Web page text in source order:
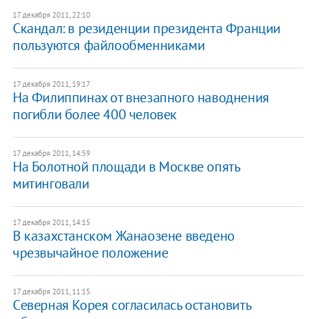
17 декабря 2011, 22:10
Скандал: в резиденции президента Франции
пользуются файлообменниками
17 декабря 2011, 19:17
На Филиппинах от внезапного наводнения
погибли более 400 человек
17 декабря 2011, 14:59
На Болотной площади в Москве опять
митинговали
17 декабря 2011, 14:15
В казахстанском Жанаозене введено
чрезвычайное положение
17 декабря 2011, 11:15
Cеверная Корея согласилась остановить